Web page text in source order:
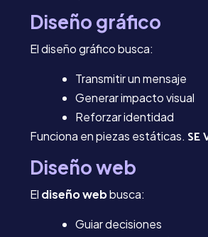
Diseño gráfico
El diseño gráfico busca:
Transmitir un mensaje
Generar impacto visual
Reforzar identidad
Funciona en piezas estáticas. SE
Diseño web
El diseño webbusca:
Guiar decisiones